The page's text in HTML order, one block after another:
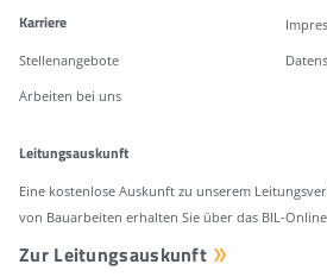
Karriere
Stellenangebote
Arbeiten bei uns
Leitungsauskunft
Eine kostenlose Auskunft zu unserem
von Bauarbeiten erhalten Sie über das BIL-
Zur Leitungsauskunft